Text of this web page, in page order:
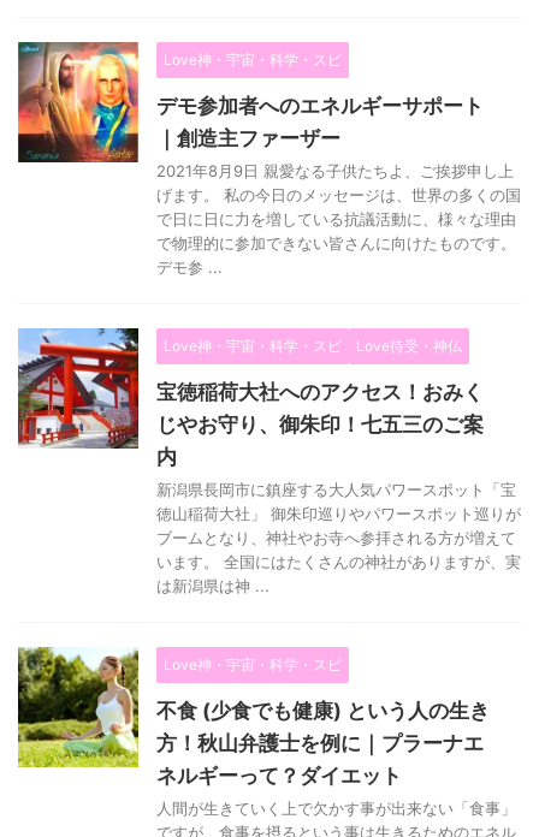
Love神・宇宙・科学・スピ
デモ参加者へのエネルギーサポート
｜創造主ファーザー
2021年8月9日 親愛なる子供たちよ、ご挨拶申し上
げます。 私の今日のメッセージは、世界の多くの国
で日に日に力を増している抗議活動に、様々な理由
で物理的に参加できない皆さんに向けたものです。
デモ参 ...
Love神・宇宙・科学・スピ Love待受・神仏
宝徳稲荷大社へのアクセス！おみく
じやお守り、御朱印！七五三のご案
内
新潟県長岡市に鎮座する大人気パワースポット「宝
徳山稲荷大社」 御朱印巡りやパワースポット巡りが
ブームとなり、神社やお寺へ参拝される方が増えて
います。 全国にはたくさんの神社がありますが、実
は新潟県は神 ...
Love神・宇宙・科学・スピ
不食 (少食でも健康) という人の生き
方！秋山弁護士を例に｜プラーナエ
ネルギーって？ダイエット
人間が生きていく上で欠かす事が出来ない「食事」
ですが、食事を摂るという事は生きるためのエネル